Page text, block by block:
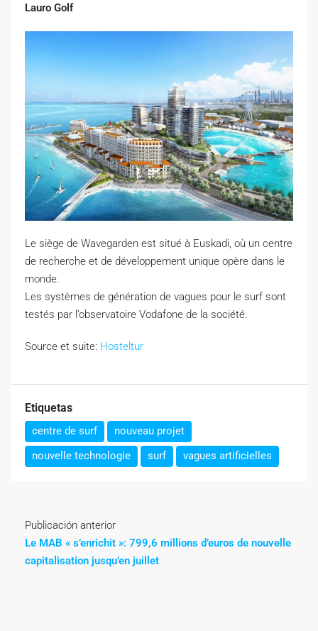
Lauro Golf
Le siège de Wavegarden est situé à Euskadi, où un centre
de recherche et de développement unique opère dans le
monde.
Les systèmes de génération de vagues pour le surf sont
testés par l’observatoire Vodafone de la société.
Source et suite: Hosteltur
Etiquetas
centre de surf
nouveau projet
nouvelle technologie
surf vagues artificielles
Publicación anterior
Le MAB « s’enrichit »: 799,6 millions d’euros de nouvelle
capitalisation jusqu’en juillet